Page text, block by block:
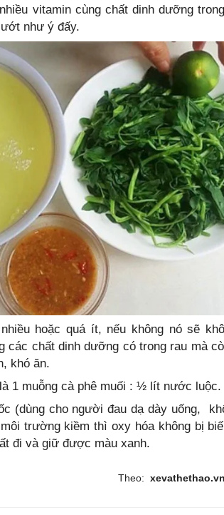
vitamin cùng chất dinh dưỡng
như ý đấy.
hoặc quá ít, nếu không nó sẽ
các chất dinh dưỡng có trong rau mà
khó ăn.
1 muỗng cà phê muối : ½ lít nước luộc.
(dùng cho người đau dạ dày uống,
trường kiềm thì oxy hóa không bị
đi và giữ được màu xanh.
Theo: xevathethao.vn